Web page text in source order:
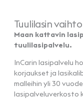
Tuulilasin
Maan kattavin
tuulilasipalvelu.
InCarin lasipalvelu
korjaukset ja
malleihin yli 30
lasipalveluverkosto